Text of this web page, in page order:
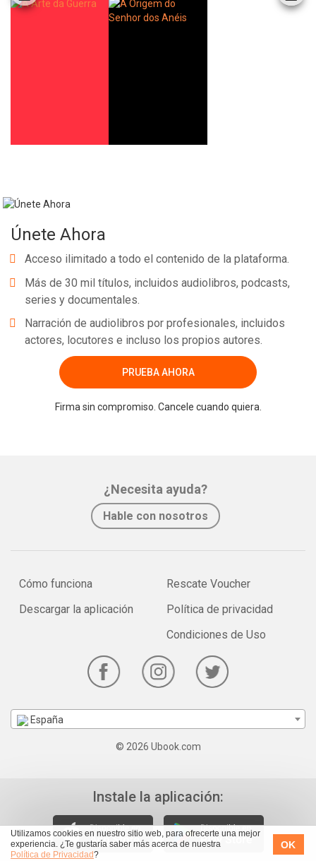
Utilizamos cookies en nuestro sitio web, para ofrecerte una mejor
experiencia. ¿Te gustaría saber más acerca de nuestra
Política de Privacidad?
OK
Únete Ahora
Acceso ilimitado a todo el contenido de la plataforma.
Más de 30 mil títulos, incluidos audiolibros, podcasts,
series y documentales.
Narración de audiolibros por profesionales, incluidos
actores, locutores e incluso los propios autores.
PRUEBA AHORA
Firma sin compromiso. Cancele cuando quiera.
¿Necesita ayuda?
Hable con nosotros
Cómo funciona
Descargar la aplicación
Rescate Voucher
Política de privacidad
Condiciones de Uso
España
© 2026 Ubook.com
Instale la aplicación: